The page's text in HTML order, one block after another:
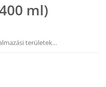
ml)
területek…